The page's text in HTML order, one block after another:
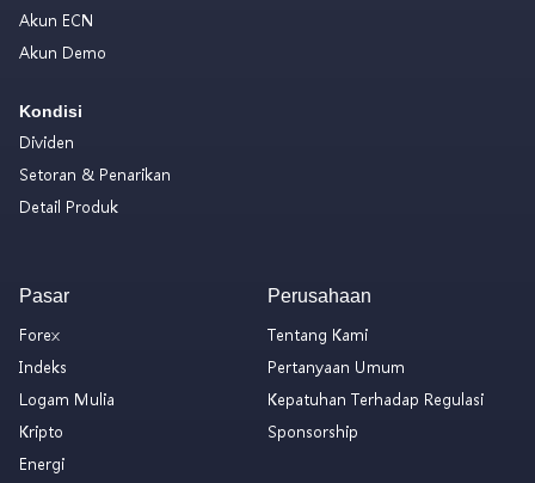
Akun ECN
Akun Demo
Kondisi
Dividen
Setoran & Penarikan
Detail Produk
Pasar
Forex
Indeks
Logam Mulia
Kripto
Energi
Perusahaan
Tentang Kami
Pertanyaan Umum
Kepatuhan Terhadap Regulasi
Sponsorship